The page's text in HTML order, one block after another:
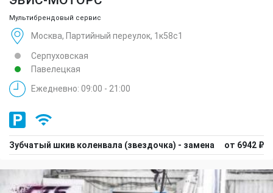
Мультибрендовый сервис
Москва, Партийный переулок, 1к58с1
Серпуховская
Павелецкая
Ежедневно: 09:00 - 21:00
Зубчатый шкив коленвала (звездочка) - замена от 6942 ₽